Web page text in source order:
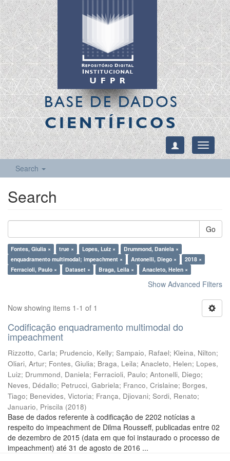
BASE DE DADOS
CIENTÍFICOS
Toggle
Search
Search
Go
Fontes, Giulia × true × Lopes, Luiz ×
Drummond, Daniela ×
enquadramento multimodal; impeachment ×
Antonelli, Diego ×
2018 ×
Ferracioli, Paulo ×
Dataset × Braga, Leila × Anacleto, Helen ×
Show Advanced Filters
Now showing items 1-1 of 1
Codificação enquadramento multimodal do
impeachment
Rizzotto, Carla; Prudencio, Kelly; Sampaio, Rafael; Kleina, Nilton;
Oliari, Artur; Fontes, Giulia; Braga, Leila; Anacleto, Helen; Lopes,
Luiz; Drummond, Daniela; Ferracioli, Paulo; Antonelli, Diego;
Neves, Dédallo; Petrucci, Gabriela; Franco, Crislaine; Borges,
Tiago; Benevides, Victoria; França, Djiovani; Sordi, Renato;
Januario, Priscila (2018)
Base de dados referente à codificação de 2202 notícias a
respeito do impeachment de Dilma Rousseff, publicadas entre 02
de dezembro de 2015 (data em que foi instaurado o processo de
impeachment) até 31 de agosto de 2016 ...